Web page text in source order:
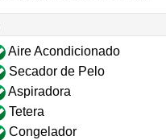
Aire Acondicionado
Secador de Pelo
Aspiradora
Tetera
Congelador